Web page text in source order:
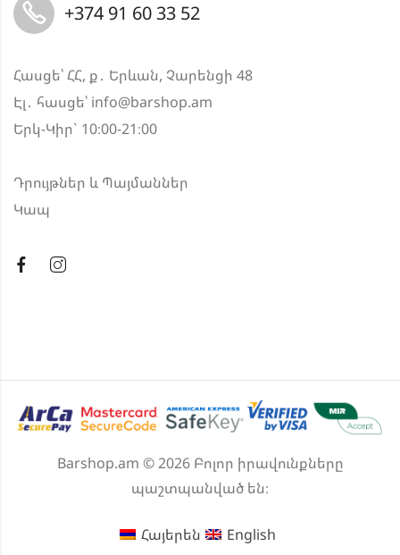
+374 91 60 33 52
Հասցե՝ ՀՀ, ք․ Երևան, Չարենցի 48
Էլ․ հասցե՝ info@barshop.am
Երկ-Կիր` 10։00-21։00
Դրույթներ և Պայմաններ
Կապ
Barshop.am © 2026 Բոլոր իրավունքները
պաշտպանված են։
Հայերեն English